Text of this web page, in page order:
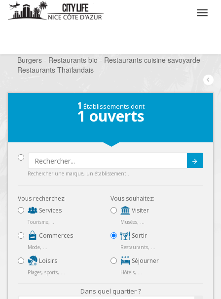
Burgers - Restaurants bio - Restaurants cuisine savoyarde -
Restaurants Thaïlandais
1 Établissements dont
1 ouverts
Rechercher une marque, un établissement...
Vous recherchez:
Services
Tourisme, ...
Commerces
Mode, ...
Loisirs
Plages, sports, ...
Vous souhaitez:
Visiter
Musées, ...
Sortir
Restaurants, ...
Séjourner
Hôtels, ...
Dans quel quartier ?